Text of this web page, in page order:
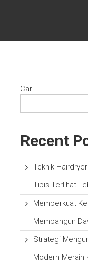
Cari
Recent
Teknik
Tipis Terlihat
Memperkuat
Membangun
Strategi
Modern Meraih